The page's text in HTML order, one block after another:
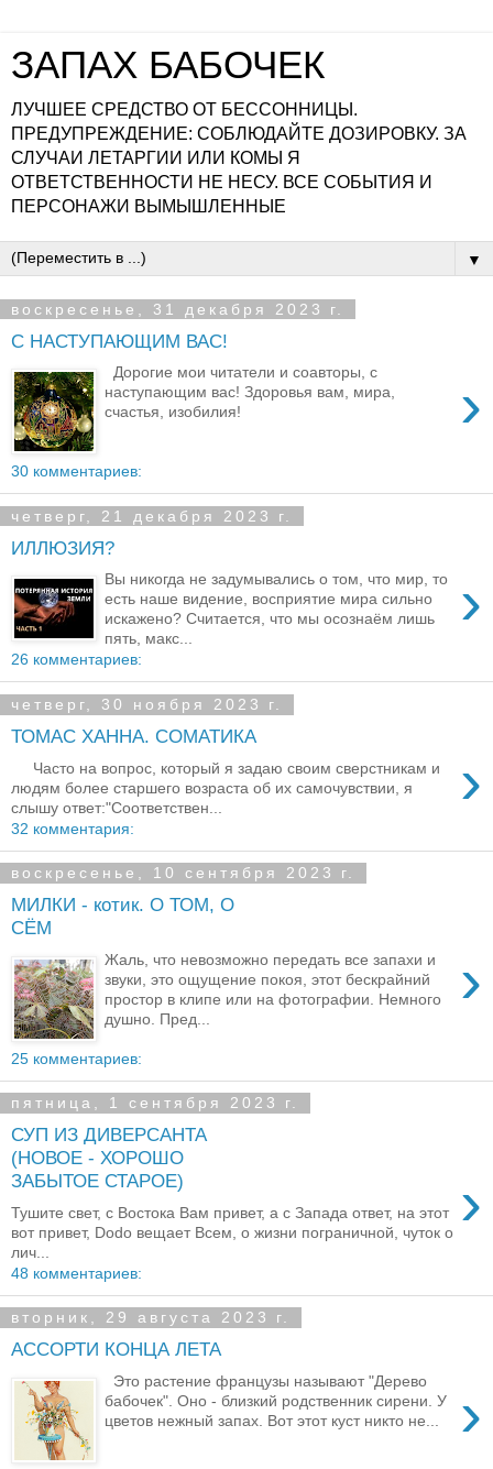
ЗАПАХ БАБОЧЕК
ЛУЧШЕЕ СРЕДСТВО ОТ БЕССОННИЦЫ.
ПРЕДУПРЕЖДЕНИЕ: СОБЛЮДАЙТЕ ДОЗИРОВКУ. ЗА
СЛУЧАИ ЛЕТАРГИИ ИЛИ КОМЫ Я
ОТВЕТСТВЕННОСТИ НЕ НЕСУ. ВСЕ СОБЫТИЯ И
ПЕРСОНАЖИ ВЫМЫШЛЕННЫЕ
▼
воскресенье, 31 декабря 2023 г.
С НАСТУПАЮЩИМ ВАС!
›
Дорогие мои читатели и соавторы, с
наступающим вас! Здоровья вам, мира,
счастья, изобилия!
30 комментариев:
четверг, 21 декабря 2023 г.
ИЛЛЮЗИЯ?
›
Вы никогда не задумывались о том, что мир, то
есть наше видение, восприятие мира сильно
искажено? Считается, что мы осознаём лишь
пять, макс...
26 комментариев:
четверг, 30 ноября 2023 г.
ТОМАС ХАННА. СОМАТИКА
›
Часто на вопрос, который я задаю своим сверстникам и
людям более старшего возраста об их самочувствии, я
слышу ответ:"Соответствен...
32 комментария:
воскресенье, 10 сентября 2023 г.
МИЛКИ - котик. О ТОМ, О
СЁМ
›
Жаль, что невозможно передать все запахи и
звуки, это ощущение покоя, этот бескрайний
простор в клипе или на фотографии. Немного
душно. Пред...
25 комментариев:
пятница, 1 сентября 2023 г.
СУП ИЗ ДИВЕРСАНТА
(НОВОЕ - ХОРОШО
ЗАБЫТОЕ СТАРОЕ)
›
Тушите свет, с Востока Вам привет, а с Запада ответ, на этот
вот привет, Dodo вещает Всем, о жизни пограничной, чуток о
лич...
48 комментариев:
вторник, 29 августа 2023 г.
АССОРТИ КОНЦА ЛЕТА
›
Это растение французы называют "Дерево
бабочек". Оно - близкий родственник сирени. У
цветов нежный запах. Вот этот куст никто не...